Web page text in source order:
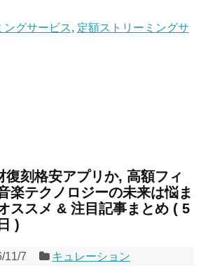
ングサービス, 定額ストリーミングサ
復刻格安アプリか, 高額フィ
楽テクノロジーの未来は悩ま
ススメ & 注目記事まとめ ( 5
)
11/7 キュレーション